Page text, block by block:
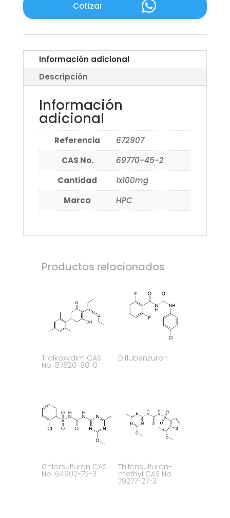
Cotizar
Información adicional
Descripción
Información
adicional
Referencia
672907
CAS No.
69770-45-2
Cantidad
1x100mg
Marca
HPC
Productos relacionados
Tralkoxydim CAS
No. 87820-88-0
Diflubenzuron
Chlorsulfuron CAS
No. 64902-72-3
Thifensulfuron-
methyl CAS No.
79277-27-3